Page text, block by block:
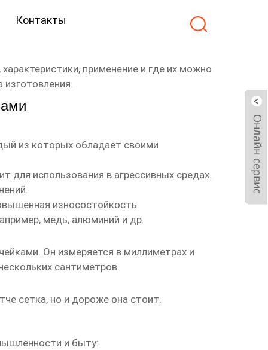
Контакты
применение и где их можно
из которых обладает своими
для использования в агрессивных средах.
износостойкость.
медь, алюминий и др.
. Он измеряется в миллиметрах и
сантиметров.
сетка, но и дороже она стоит.
и быту: